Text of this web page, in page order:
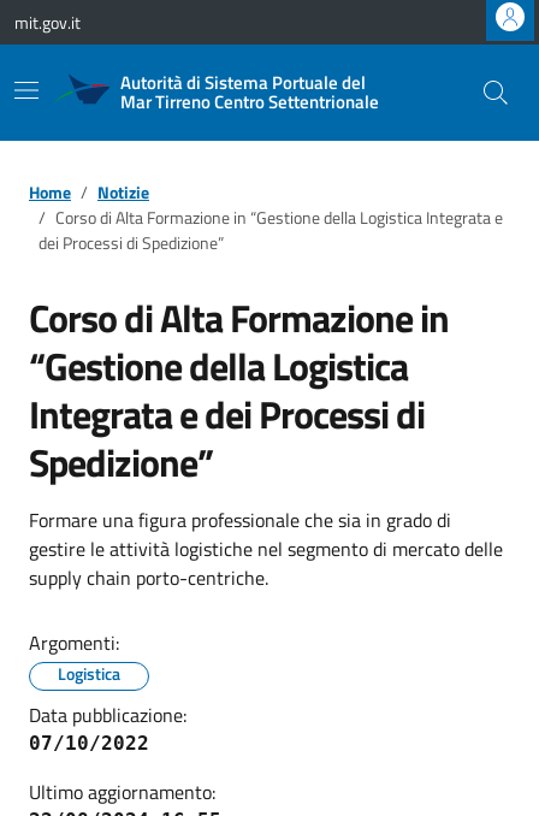
Vai ai contenuti
Vai al footer
mit.gov.it
Autorità di Sistema Portuale del
Mar Tirreno Centro Settentrionale
Home
Notizie
Corso di Alta Formazione in “Gestione della Logistica Integrata e
dei Processi di Spedizione”
Corso di Alta Formazione in
“Gestione della Logistica
Integrata e dei Processi di
Spedizione”
Formare una figura professionale che sia in grado di
gestire le attività logistiche nel segmento di mercato delle
supply chain porto-centriche.
Argomenti:
Logistica
Data pubblicazione:
07/10/2022
Ultimo aggiornamento: